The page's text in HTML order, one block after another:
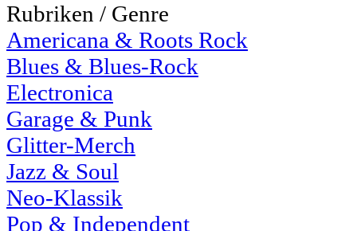
Rubriken / Genre
Americana & Roots Rock
Blues & Blues-Rock
Electronica
Garage & Punk
Glitter-Merch
Jazz & Soul
Neo-Klassik
Pop & Independent